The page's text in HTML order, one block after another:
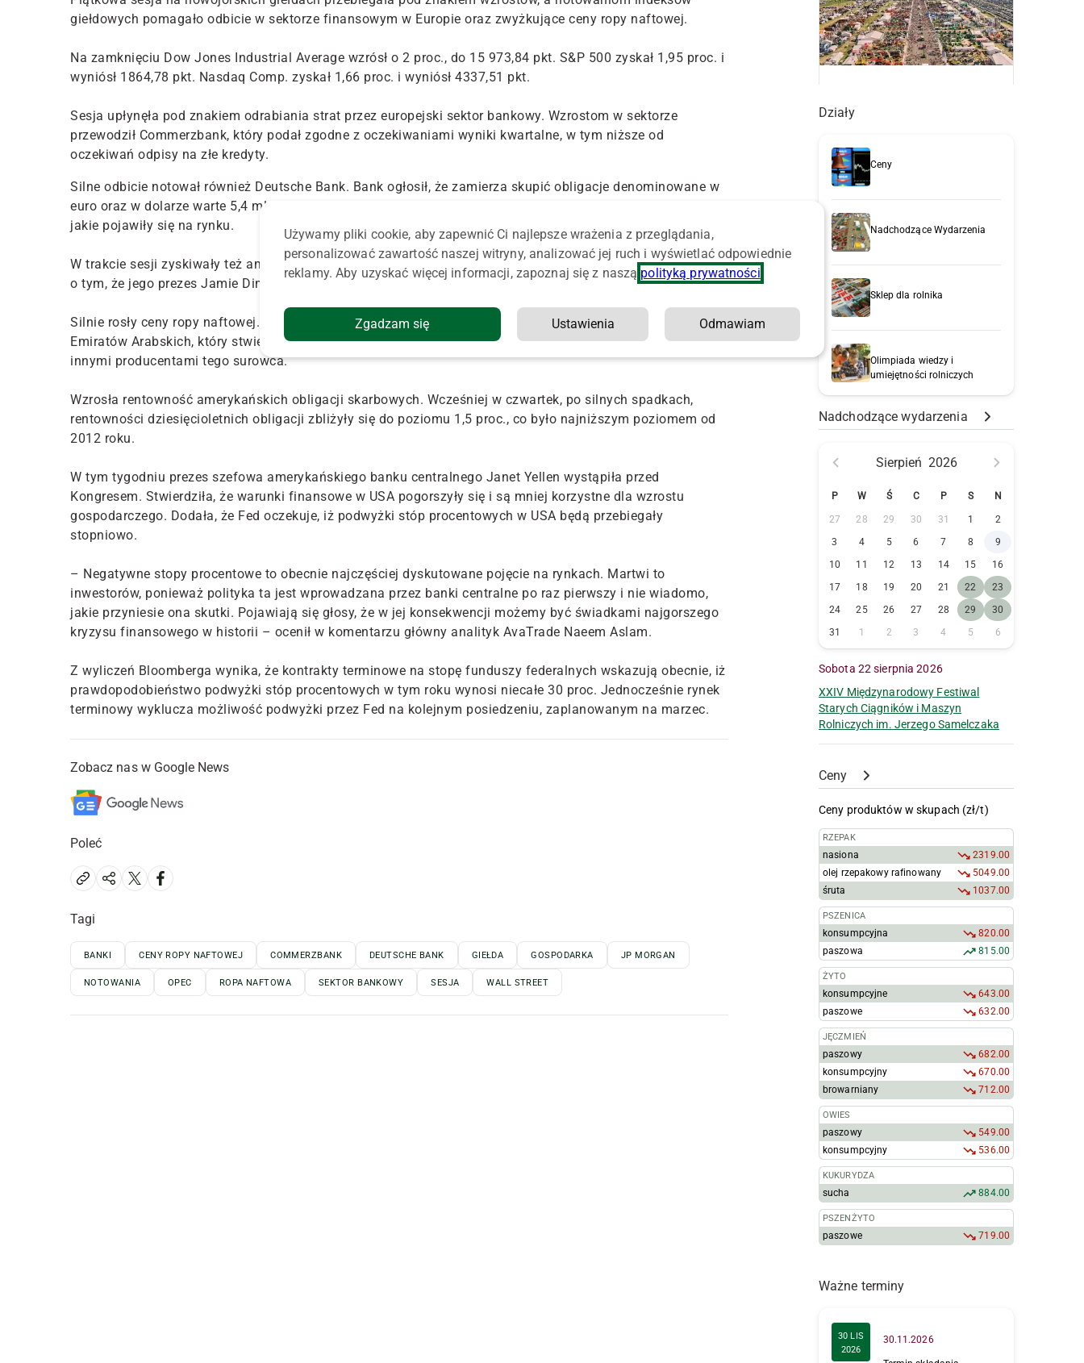
giełdowych pomagało odbicie w sektorze finansowym w Europie oraz zwyżkujące ceny ropy naftowej.
Na zamknięciu Dow Jones Industrial Average wzrósł o 2 proc., do 15 973,84 pkt. S&P 500 zyskał 1,95 proc. i
wyniósł 1864,78 pkt. Nasdaq Comp. zyskał 1,66 proc. i wyniósł 4337,51 pkt.
Sesja upłynęła pod znakiem odrabiania strat przez europejski sektor bankowy. Wzrostom w sektorze
przewodził Commerzbank, który podał zgodne z oczekiwaniami wyniki kwartalne, w tym niższe od
oczekiwań odpisy na złe kredyty.
Silne odbicie notował również Deutsche Bank. Bank ogłosił, że zamierza skupić obligacje denominowane w
euro oraz w dolarze warte 5,4 mld dolarów. Bank chce w ten sposób zmniejszyć obawy o swoją płynność,
jakie pojawiły się na rynku.
W trakcie sesji zyskiwały też amerykańskie banki. Drożały między innymi akcje JP Morgan po informacjach
o tym, że jego prezes Jamie Dimon kupił akcje banku warte 26,6 mln dolarów.
Silnie rosły ceny ropy naftowej. Cenom surowca pomogły wypowiedzi ministra ds. energii Zjednoczonych
Emiratów Arabskich, który stwierdził, że OPEC jest gotowy do rozmów w sprawie wydobycia ropy naftowej z
innymi producentami tego surowca.
Wzrosła rentowność amerykańskich obligacji skarbowych. Wcześniej w czwartek, po silnych spadkach,
rentowności dziesięcioletnich obligacji zbliżyły się do poziomu 1,5 proc., co było najniższym poziomem od
2012 roku.
W tym tygodniu prezes szefowa amerykańskiego banku centralnego Janet Yellen wystąpiła przed
Kongresem. Stwierdziła, że warunki finansowe w USA pogorszyły się i są mniej korzystne dla wzrostu
gospodarczego. Dodała, że Fed oczekuje, iż podwyżki stóp procentowych w USA będą przebiegały
stopniowo.
– Negatywne stopy procentowe to obecnie najczęściej dyskutowane pojęcie na rynkach. Martwi to
inwestorów, ponieważ polityka ta jest wprowadzana przez banki centralne po raz pierwszy i nie wiadomo,
jakie przyniesie ona skutki. Pojawiają się głosy, że w jej konsekwencji możemy być świadkami najgorszego
kryzysu finansowego w historii – ocenił w komentarzu główny analityk AvaTrade Naeem Aslam.
Z wyliczeń Bloomberga wynika, że kontrakty terminowe na stopę funduszy federalnych wskazują obecnie, iż
prawdopodobieństwo podwyżki stóp procentowych w tym roku wynosi niecałe 30 proc. Jednocześnie rynek
terminowy wyklucza możliwość podwyżki przez Fed na kolejnym posiedzeniu, zaplanowanym na marzec.
Zobacz nas w Google News
Poleć
Tagi
BANKI CENY ROPY NAFTOWEJ COMMERZBANK DEUTSCHE BANK GIEŁDA GOSPODARKA JP MORGAN
NOTOWANIA OPEC ROPA NAFTOWA SEKTOR BANKOWY SESJA WALL STREET
Działy
Ceny
Nadchodzące Wydarzenia
Sklep dla rolnika
Olimpiada wiedzy i
umiejętności rolniczych
Nadchodzące wydarzenia
Sierpień 2026
P W Ś C P S N
27 28 29 30 31 1
2
3
4 5 6 7 8
9
10
11 12 13 14 15
16
17
18 19 20 21 22
23
24
25 26 27 28 29
30
31
1 2 3 4 5 6
Sobota 22 sierpnia 2026
XXIV Międzynarodowy Festiwal
Starych Ciągników i Maszyn
Rolniczych im. Jerzego Samelczaka
Ceny
Ceny produktów w skupach (zł/t)
RZEPAK
nasiona
2319.00
olej rzepakowy rafinowany
5049.00
śruta
1037.00
PSZENICA
konsumpcyjna
820.00
paszowa
815.00
ŻYTO
konsumpcyjne
643.00
paszowe
632.00
JĘCZMIEŃ
paszowy
682.00
konsumpcyjny
670.00
browarniany
712.00
OWIES
paszowy
549.00
konsumpcyjny
536.00
KUKURYDZA
sucha 884.00
PSZENŻYTO
paszowe 719.00
Ważne terminy
30 LIS
2026
30.11.2026
Używamy pliki cookie, aby zapewnić Ci najlepsze wrażenia z przeglądania,
personalizować zawartość naszej witryny, analizować jej ruch i wyświetlać odpowiednie
reklamy. Aby uzyskać więcej informacji, zapoznaj się z naszą polityką prywatności
Zgadzam się Ustawienia Odmawiam